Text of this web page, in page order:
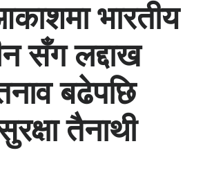
भारतीय
सँग लद्दाख
बढेपछि
तैनाथी